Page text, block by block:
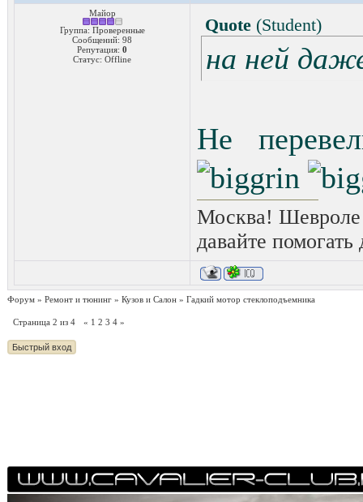
Майор
Группа: Проверенные
Сообщений: 98
Репутация: 0
Статус: Offline
Quote (Student)
на ней
Не
Москва! Шевроле
давайте
Форум » Ремонт и тюнинг » Кузов и Салон » Гадкий мотор стеклоподъемника
Страница 2 из 4 « 1 2 3 4 »